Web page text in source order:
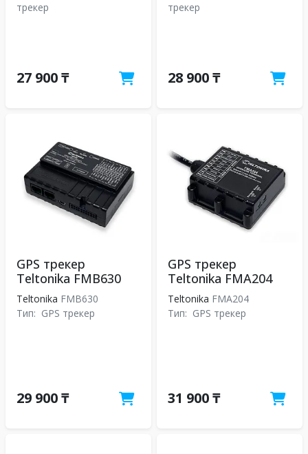
трекер
27 900 ₸
трекер
28 900 ₸
GPS трекер
Teltonika FMB630
Teltonika FMB630
Тип: GPS трекер
29 900 ₸
GPS трекер
Teltonika FMA204
Teltonika FMA204
Тип: GPS трекер
31 900 ₸